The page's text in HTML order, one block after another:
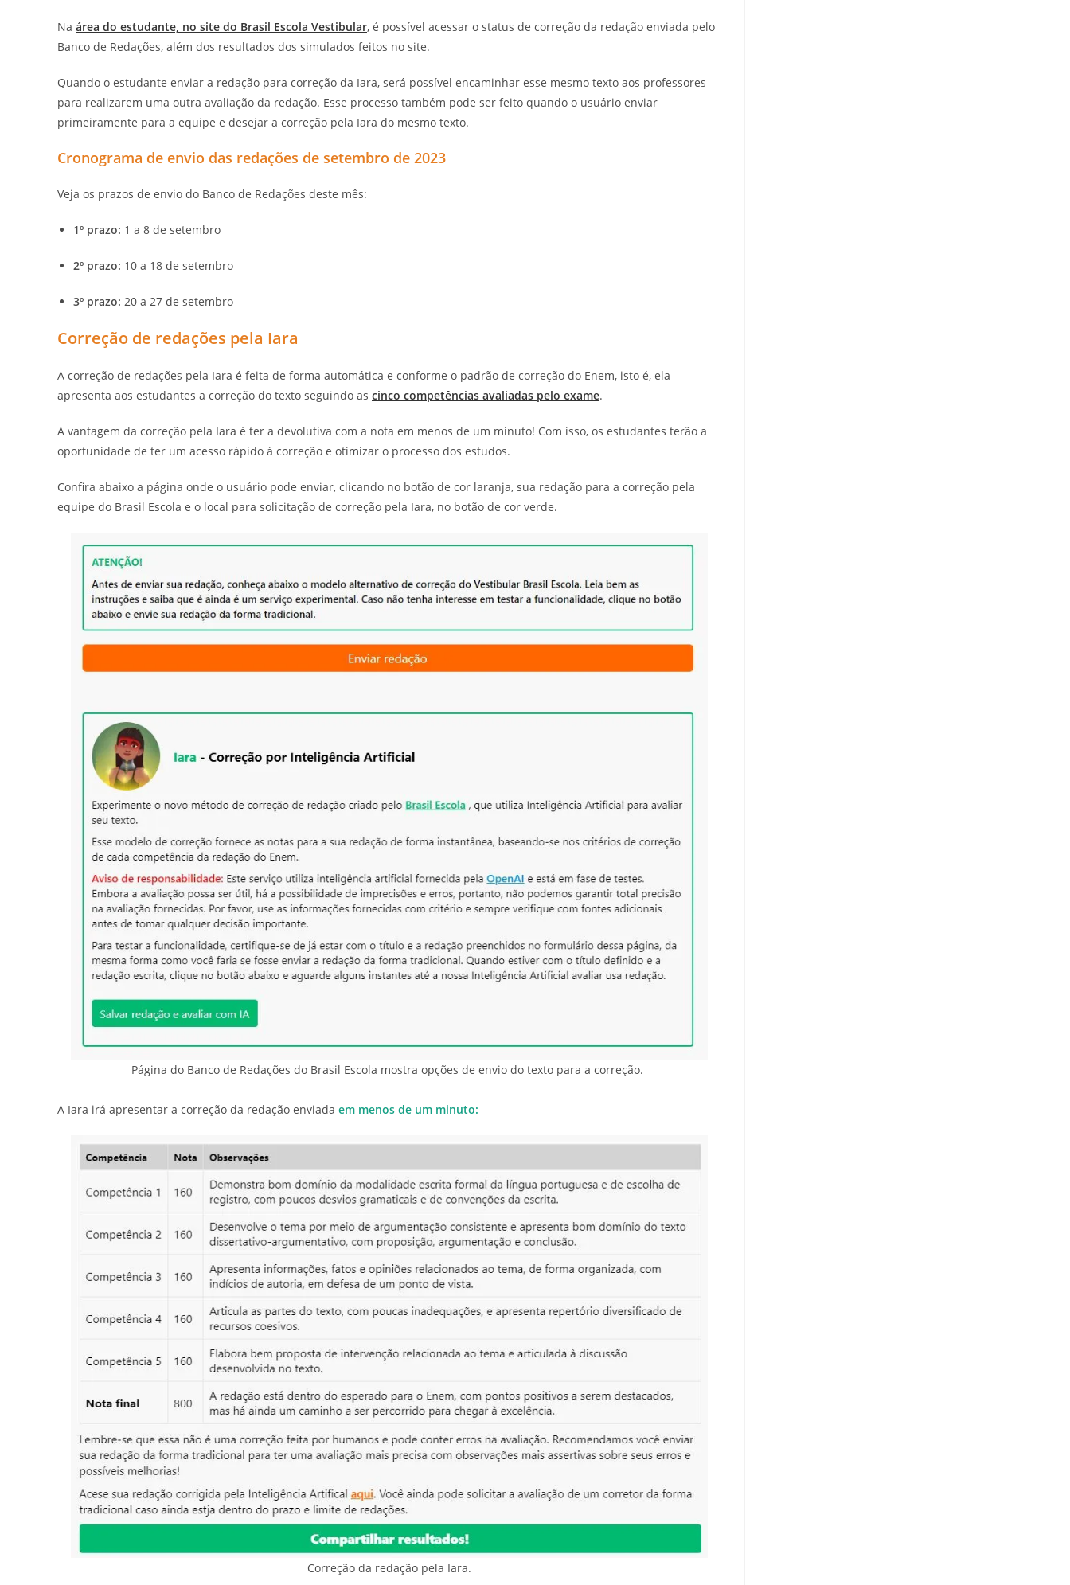
Na área do estudante, no site do Brasil Escola Vestibular, é possível acessar o status de correção da redação enviada pelo
Banco de Redações, além dos resultados dos simulados feitos no site.
Quando o estudante enviar a redação para correção da Iara, será possível encaminhar esse mesmo texto aos professores
para realizarem uma outra avaliação da redação. Esse processo também pode ser feito quando o usuário enviar
primeiramente para a equipe e desejar a correção pela Iara do mesmo texto.
Cronograma de envio das redações de setembro de 2023
Veja os prazos de envio do Banco de Redações deste mês:
1º prazo: 1 a 8 de setembro
2º prazo: 10 a 18 de setembro
3º prazo: 20 a 27 de setembro
Correção de redações pela Iara
A correção de redações pela Iara é feita de forma automática e conforme o padrão de correção do Enem, isto é, ela
apresenta aos estudantes a correção do texto seguindo as cinco competências avaliadas pelo exame.
A vantagem da correção pela Iara é ter a devolutiva com a nota em menos de um minuto! Com isso, os estudantes terão a
oportunidade de ter um acesso rápido à correção e otimizar o processo dos estudos.
Confira abaixo a página onde o usuário pode enviar, clicando no botão de cor laranja, sua redação para a correção pela
equipe do Brasil Escola e o local para solicitação de correção pela Iara, no botão de cor verde.
Página do Banco de Redações do Brasil Escola mostra opções de envio do texto para a correção.
A Iara irá apresentar a correção da redação enviada em menos de um minuto:
Correção da redação pela Iara.